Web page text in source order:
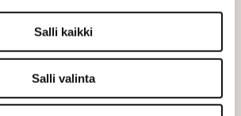
Salli kaikki
Salli valinta
jotain muuta niin ota